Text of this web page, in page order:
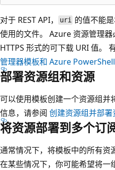
对于 REST API， uri 的值不能
使用的文件。 Azure 资源管理
HTTPS 形式的可下载 URI 值。
管理器模板和 Azure
部署资源组和资源
可以使用模板创建一个资源组并
信息，请参阅 创建资源组并部署
将资源部署到多个订
通常情况下，将模板中的所有资
在某些情况下，你可能希望将一